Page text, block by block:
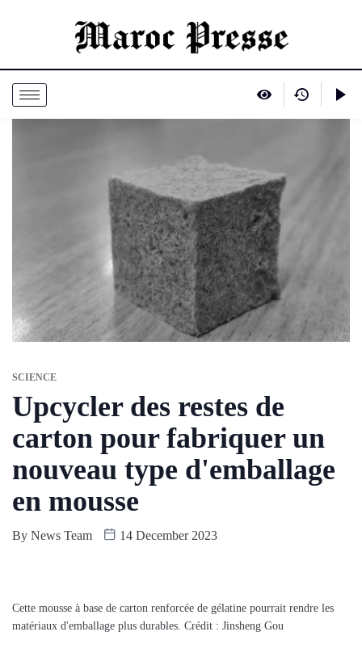
SCIENCE
Upcycler des restes de
carton pour fabriquer un
nouveau type d'emballage
en mousse
By News Team 14 December 2023
Cette mousse à base de carton renforcée de gélatine pourrait rendre les
matériaux d'emballage plus durables. Crédit : Jinsheng Gou